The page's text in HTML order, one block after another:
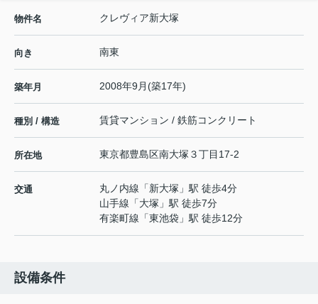
物件名 クレヴィア新大塚
向き 南東
築年月 2008年9月(築17年)
種別 / 構造 賃貸マンション / 鉄筋コンクリート
所在地 東京都豊島区南大塚３丁目17-2
交通 丸ノ内線 「新大塚 」駅 徒歩4分
山手線 「大塚 」駅 徒歩7分
有楽町線 「東池袋 」駅 徒歩12分
設備条件